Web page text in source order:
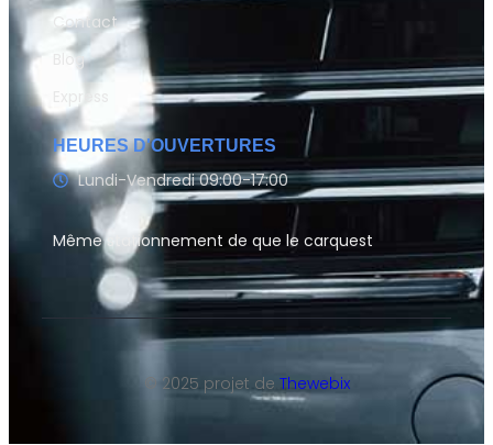
Contact
Blog
HEURES D'OUVERTURES
Lundi-Vendredi 09:00-17:00
Même stationnement de que le carquest
© 2025 projet de Thewebix